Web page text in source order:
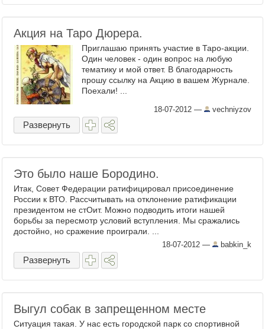
Акция на Таро Дюрера.
Приглашаю принять участие в Таро-акции.
Один человек - один вопрос на любую
тематику и мой ответ. В благодарность
прошу ссылку на Акцию в вашем Журнале.
Поехали! ...
18-07-2012 — vechniyzov
Развернуть
Это было наше Бородино.
Итак, Совет Федерации ратифицировал присоединение
России к ВТО. Рассчитывать на отклонение ратификации
президентом не стОит. Можно подводить итоги нашей
борьбы за пересмотр условий вступления. Мы сражались
достойно, но сражение проиграли. ...
18-07-2012 — babkin_k
Развернуть
Выгул собак в запрещенном месте
Ситуация такая. У нас есть городской парк со спортивной